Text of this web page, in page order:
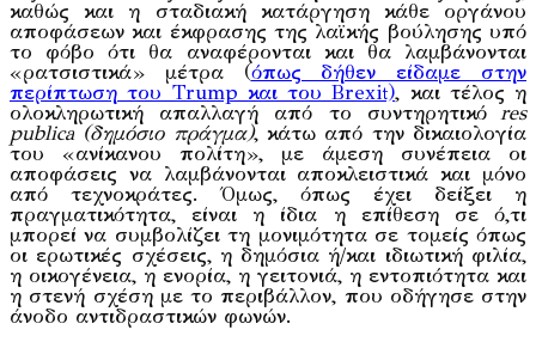
καθώς και η σταδιακή κατάργηση κάθε οργάνου
αποφάσεων και έκφρασης της λαϊκής βούλησης υπό
το φόβο ότι θα αναφέρονται και θα λαμβάνονται
«ρατσιστικά» μέτρα (όπως δήθεν είδαμε στην
περίπτωση του Trump και του Brexit), και τέλος η
ολοκληρωτική απαλλαγή από το συντηρητικόres
publica (δημόσιο πράγμα), κάτω από την δικαιολογία
του «ανίκανου πολίτη», με άμεση συνέπεια οι
αποφάσεις να λαμβάνονται αποκλειστικά και μόνο
από τεχνοκράτες. Όμως, όπως έχει δείξει η
πραγματικότητα, είναι η ίδια η επίθεση σε ό,τι
μπορεί να συμβολίζει τη μονιμότητα σε τομείς όπως
οι ερωτικές σχέσεις, η δημόσια ή/και ιδιωτική φιλία,
η οικογένεια, η ενορία, η γειτονιά, η εντοπιότητα και
η στενή σχέση με το περιβάλλον, που οδήγησε στην
άνοδο αντιδραστικών φωνών.